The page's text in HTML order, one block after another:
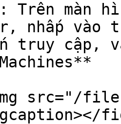
Trên màn
nhấp vào
truy
src="/files/